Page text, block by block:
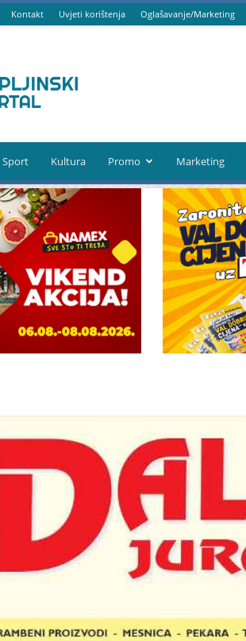
Kontakt Uvjeti korištenja Oglašavanje/Marketing
portal
Sport Kultura Promo Marketing